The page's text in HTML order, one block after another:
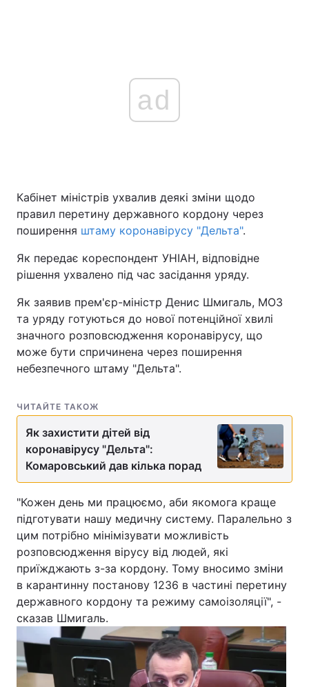
ad
Кабінет міністрів ухвалив деякі зміни щодо
правил перетину державного кордону через
поширення штаму коронавірусу "Дельта".
Як передає кореспондент УНІАН, відповідне
рішення ухвалено під час засідання уряду.
Як заявив прем'єр-міністр Денис Шмигаль, МОЗ
та уряду готуються до нової потенційної хвилі
значного розповсюдження коронавірусу, що
може бути спричинена через поширення
небезпечного штаму "Дельта".
ЧИТАЙТЕ ТАКОЖ
Як захистити дітей від
коронавірусу "Дельта":
Комаровський дав кілька порад
"Кожен день ми працюємо, аби якомога краще
підготувати нашу медичну систему. Паралельно з
цим потрібно мінімізувати можливість
розповсюдження вірусу від людей, які
приїжджають з-за кордону. Тому вносимо зміни
в карантинну постанову 1236 в частині перетину
державного кордону та режиму самоізоляції", -
сказав Шмигаль.